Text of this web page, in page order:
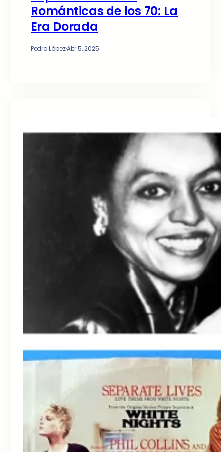
Románticas de los 70: La
Era Dorada
Pedro López·Abr 5, 2025